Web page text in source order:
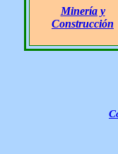
Minería y
Construcción